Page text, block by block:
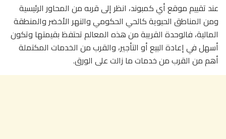
عند تقييم موقع أي كمبوند، انظر إلى قربه من المحاور الرئيسية
ومن المناطق الحيوية كالحي الحكومي والنهر الأخضر والمنطقة
المالية، فالوحدة القريبة من هذه المعالم تحتفظ بقيمتها وتكون
أسهل في إعادة البيع أو التأجير، والقرب من الخدمات المكتملة
أهم من القرب من خدمات ما زالت على الورق.